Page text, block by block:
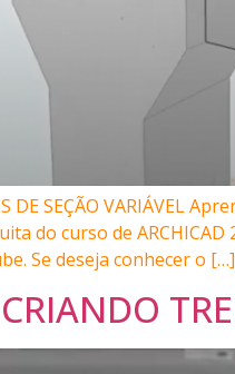
DE SEÇÃO VARIÁVEL
do curso de
Se deseja conhecer o […]